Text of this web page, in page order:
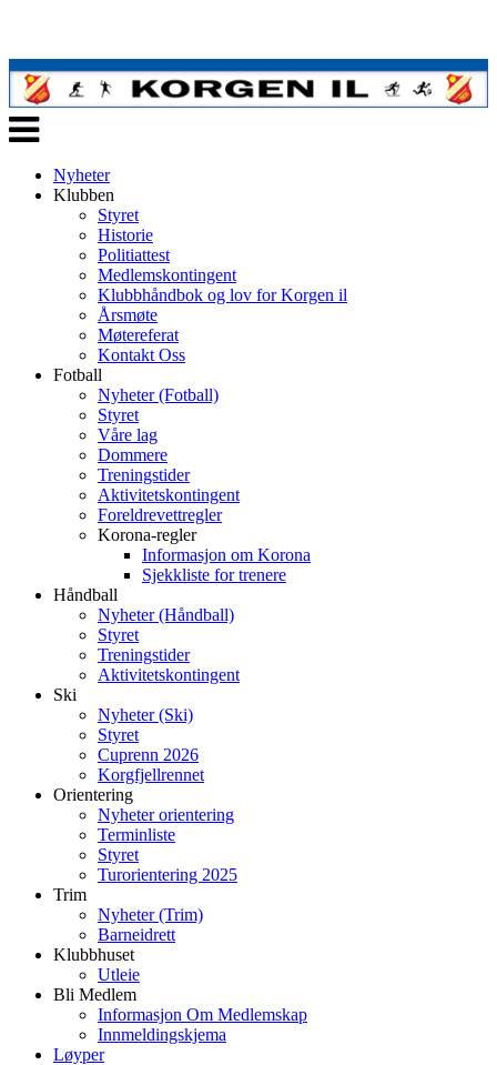
Veksle
navigasjon
Nyheter
Klubben
Styret
Historie
Politiattest
Medlemskontingent
Klubbhåndbok og lov for Korgen il
Årsmøte
Møtereferat
Kontakt Oss
Fotball
Nyheter (Fotball)
Styret
Våre lag
Dommere
Treningstider
Aktivitetskontingent
Foreldrevettregler
Korona-regler
Informasjon om Korona
Sjekkliste for trenere
Håndball
Nyheter (Håndball)
Styret
Treningstider
Aktivitetskontingent
Ski
Nyheter (Ski)
Styret
Cuprenn 2026
Korgfjellrennet
Orientering
Nyheter orientering
Terminliste
Styret
Turorientering 2025
Trim
Nyheter (Trim)
Barneidrett
Klubbhuset
Utleie
Bli Medlem
Informasjon Om Medlemskap
Innmeldingskjema
Løyper